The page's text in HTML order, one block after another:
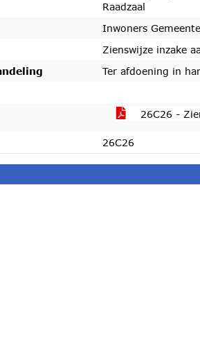
Raadzaal
Inwoners
Zienswijze inzake
Ter afdoening in
26C26 -
26C26